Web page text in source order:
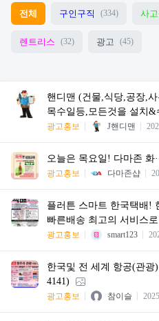
전체 구인구직 (334) 사
렌트리스 (32) 광고 (45)
핸디맨 (건물,식당,공장,
목수일등,모든것을 설치&
광고홍보 J핸디맨
오늘은 목요일! 다마존 화
광고홍보 다마존샵
플러튼 스마트 한국택배!
빠른배송 최고의 서비스
광고홍보 smart123
한국및 전 세계 항공(관광
4141)
광고홍보 참이슬